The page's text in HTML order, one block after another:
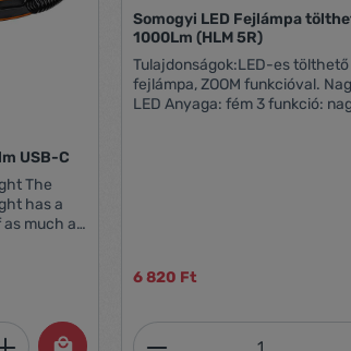
USB-C
The
has a
much as
to 9
4 light meg a kívánt
Somogyi LED Fejlámpa
1000Lm (HLM 5R)
Tulajdonságok:LED-es
fejlámpa, ZOOM funkcióval. Nagy fényerejű
LED Anyaga: fém 3 funkció: nagy és kis
6 820 Ft